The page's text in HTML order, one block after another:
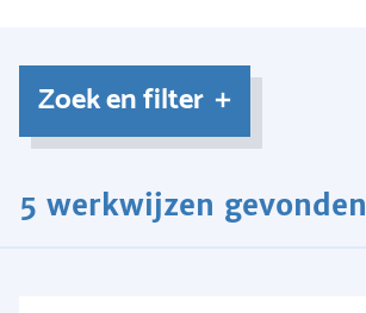
Zoek en filter
5 werkwijzen gevonden